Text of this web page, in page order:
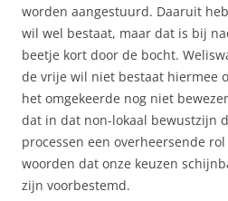
worden aangestuurd. Daaruit
wil wel bestaat, maar dat is bij
beetje kort door de bocht.
de vrije wil niet bestaat hiermee
het omgekeerde nog niet
dat in dat non-lokaal bewustzijn
processen een overheersende
woorden dat onze keuzen
zijn voorbestemd.